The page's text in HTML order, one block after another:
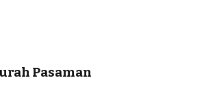
Pasaman